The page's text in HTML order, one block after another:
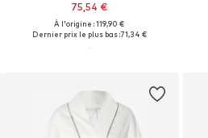
75,54 €
À l'origine : 119,90 €
Dernier prix le plus bas :71,34 €